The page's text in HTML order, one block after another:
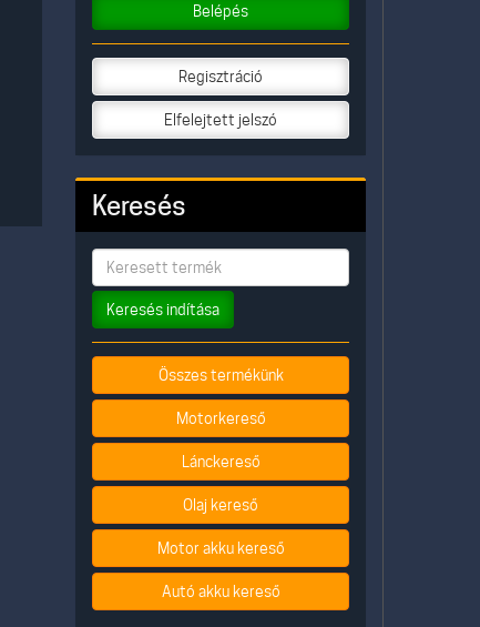
Belépés
Regisztráció
Elfelejtett jelszó
Keresés
Keresés indítása
Összes termékünk
Motorkereső
Lánckereső
Olaj kereső
Motor akku kereső
Autó akku kereső